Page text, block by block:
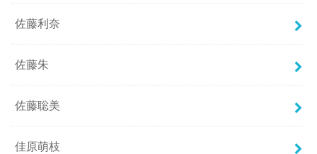
佐藤利奈
佐藤朱
佐藤聡美
佳原萌枝